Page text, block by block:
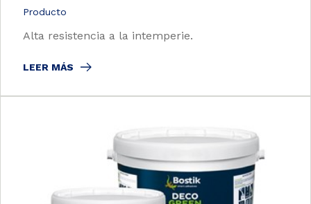
Producto
Alta resistencia a la intemperie.
LEER MÁS